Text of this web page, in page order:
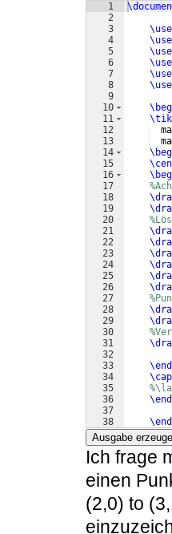
1
2
3
4
5
6
7
8
9
10
11
12
13
14
15
16
17
18
19
20
21
22
23
24
25
26
27
28
29
30
31
32
33
34
35
36
37
38
\end
\end
\end
Ausgabe
Ich frage
einen
(2,0) to